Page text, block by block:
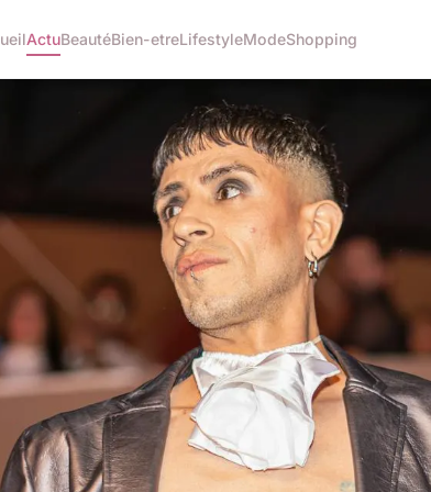
ActuBeautéBien-etreLifestyleModeShopping